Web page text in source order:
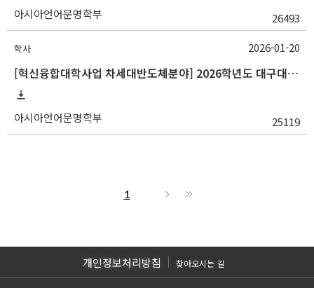
아시아언어문명학부 26493
학사
[혁신융합대학사업 차세대반도체분야] 2026학년도 대구대학교 1학기 교류 수학 안내
아시아언어문명학부 25119
2026-01-20
1
개인정보처리방침 찾아오시는 길